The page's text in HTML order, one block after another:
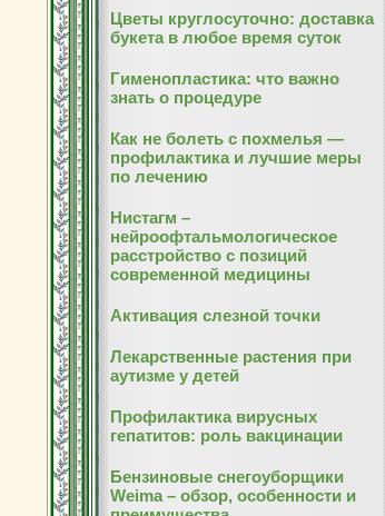
Цветы круглосуточно: доставка
букета в любое время суток
Гименопластика: что важно
знать о процедуре
Как не болеть с похмелья —
профилактика и лучшие меры
по лечению
Нистагм –
нейроофтальмологическое
расстройство с позиций
современной медицины
Активация слезной точки
Лекарственные растения при
аутизме у детей
Профилактика вирусных
гепатитов: роль вакцинации
Бензиновые снегоуборщики
Weima – обзор, особенности и